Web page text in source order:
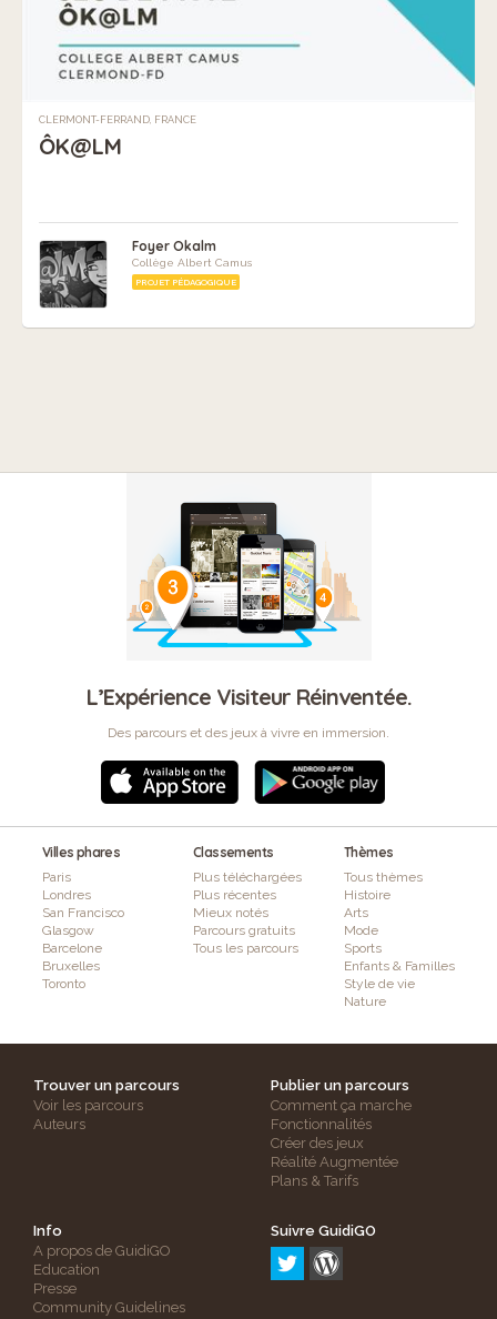
CLERMONT-FERRAND, FRANCE
ÔK@LM
Foyer Okalm
Collège Albert Camus
PROJET PÉDAGOGIQUE
L’Expérience Visiteur Réinventée.
Des parcours et des jeux à vivre en immersion.
Villes phares
Paris
Londres
San Francisco
Glasgow
Barcelone
Bruxelles
Toronto
Classements
Plus téléchargées
Plus récentes
Mieux notés
Parcours gratuits
Tous les parcours
Thèmes
Tous thèmes
Histoire
Arts
Mode
Sports
Enfants & Familles
Style de vie
Nature
Trouver un parcours
Voir les parcours
Auteurs
Publier un parcours
Comment ça marche
Fonctionnalités
Créer des jeux
Réalité Augmentée
Plans & Tarifs
Info
A propos de GuidiGO
Education
Presse
Community Guidelines
Suivre GuidiGO